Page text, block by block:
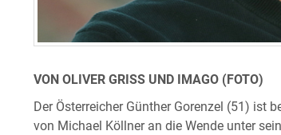
VON OLIVER GRISS UND IMAGO (FOTO)
Der Österreicher Günther Gorenzel (51) ist
von Michael Köllner an die Wende unter